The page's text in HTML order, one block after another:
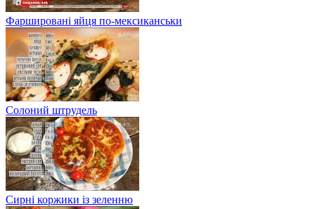
Фаршировані яйця по-мексиканськи
Солоний штрудель
Сирні коржики із зеленню